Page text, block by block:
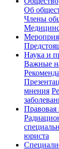
Об
Члены
Наука и
Важные
мнения
юриста